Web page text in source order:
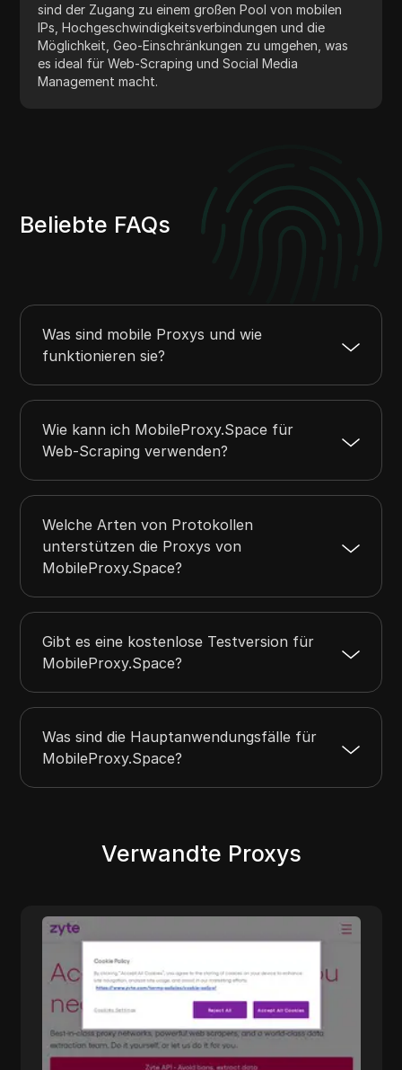
sind der Zugang zu einem großen Pool von mobilen
IPs, Hochgeschwindigkeitsverbindungen und die
Möglichkeit, Geo-Einschränkungen zu umgehen, was
es ideal für Web-Scraping und Social Media
Management macht.
Beliebte FAQs
Was sind mobile Proxys und wie
funktionieren sie?
Wie kann ich MobileProxy.Space für
Web-Scraping verwenden?
Welche Arten von Protokollen
unterstützen die Proxys von
MobileProxy.Space?
Gibt es eine kostenlose Testversion für
MobileProxy.Space?
Was sind die Hauptanwendungsfälle für
MobileProxy.Space?
Verwandte Proxys
Z-Proxy
Z-Proxy bietet fortschrittliche mobile
Dienste, die für Benutzer entwickelt
die Online-Privatsphäre und Sicherheit
priorisieren. Ihre Proxys bieten hohe
Anonymität, indem sie Ihre echte IP-Adresse
verbergen und Internetverbindungen